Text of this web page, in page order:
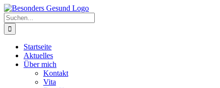
Zum
Inhalt
springen
Suche
nach:
Startseite
Aktuelles
Über mich
Kontakt
Vita